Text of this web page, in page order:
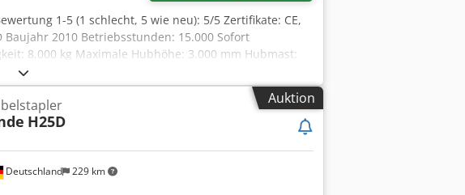
1-5 (1 schlecht, 5 wie neu): 5/5 Zertifikate: CE,
2010 Betriebsstunden: 15.000 Sofort
8.000 kg Maximale Hubhöhe: 3.000 mm Hubmast:
Herstellungsland: Deutschland Cjdpfx Aasxcaw Esrjrf
Auktion
Deutschland 229 km
H25D